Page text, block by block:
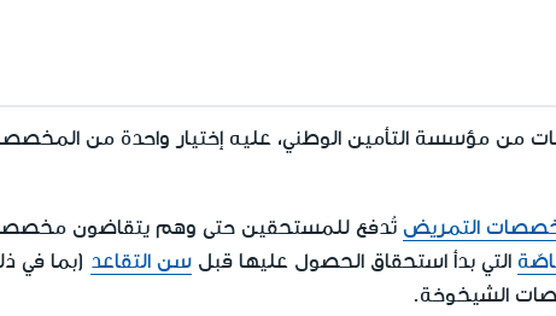
مؤسسة التأمين الوطني، عليه إختيار واحدة من
التمريض تُدفع للمستحقين حتى وهم يتقاضون
التي بدأ استحقاق الحصول عليها قبل سن التقاعد (بما في
الشيخوخة.